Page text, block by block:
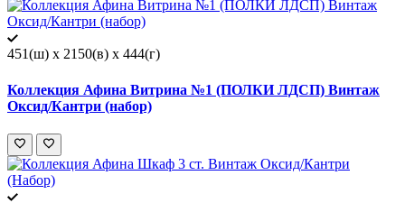
451(ш) x 2150(в) x 444(г)
Коллекция Афина Витрина №1 (ПОЛКИ ЛДСП) Винтаж
Оксид/Кантри (набор)